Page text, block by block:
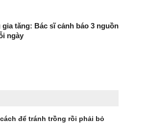
tăng: Bác sĩ cảnh báo 3 nguồn
ngày
để tránh trồng rồi phải bỏ